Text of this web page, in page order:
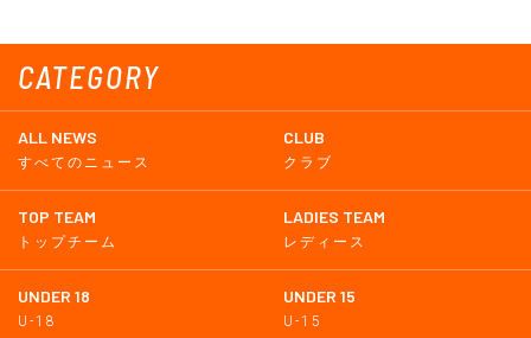
CATEGORY
ALL NEWS
すべてのニュース
CLUB
クラブ
TOP TEAM
トップチーム
LADIES TEAM
レディース
UNDER 18
U-18
UNDER 15
U-15